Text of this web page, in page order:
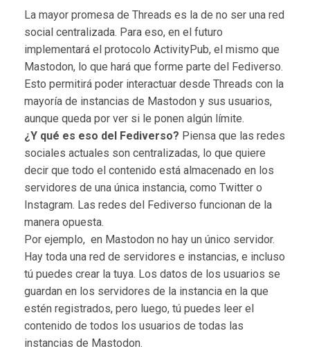
La mayor promesa de Threads es la de no ser una red
social centralizada. Para eso, en el futuro
implementará el protocolo ActivityPub, el mismo que
Mastodon, lo que hará que forme parte del Fediverso.
Esto permitirá poder interactuar desde Threads con la
mayoría de instancias de Mastodon y sus usuarios,
aunque queda por ver si le ponen algún límite.
¿Y qué es eso del Fediverso? Piensa que las redes
sociales actuales son centralizadas, lo que quiere
decir que todo el contenido está almacenado en los
servidores de una única instancia, como Twitter o
Instagram. Las redes del Fediverso funcionan de la
manera opuesta.
Por ejemplo, en Mastodon no hay un único servidor.
Hay toda una red de servidores e instancias, e incluso
tú puedes crear la tuya. Los datos de los usuarios se
guardan en los servidores de la instancia en la que
estén registrados, pero luego, tú puedes leer el
contenido de todos los usuarios de todas las
instancias de Mastodon.